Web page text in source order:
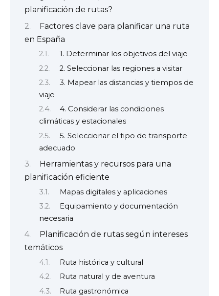
planificación de rutas?
Factores clave para planificar una ruta
en España
1. Determinar los objetivos del viaje
2. Seleccionar las regiones a visitar
3. Mapear las distancias y tiempos de
viaje
4. Considerar las condiciones
climáticas y estacionales
5. Seleccionar el tipo de transporte
adecuado
Herramientas y recursos para una
planificación eficiente
Mapas digitales y aplicaciones
Equipamiento y documentación
necesaria
Planificación de rutas según intereses
temáticos
Ruta histórica y cultural
Ruta natural y de aventura
Ruta gastronómica